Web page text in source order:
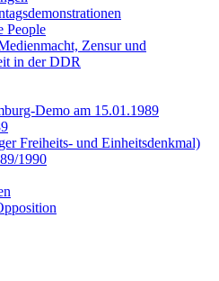
People
Zensur und
in der DDR
Demo am 15.01.1989
Freiheits- und Einheitsdenkmal)
1990